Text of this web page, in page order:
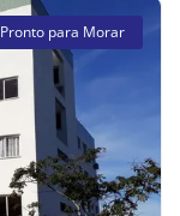
Pronto para Morar